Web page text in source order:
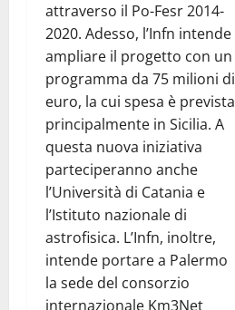
attraverso il Po-Fesr 2014-
2020. Adesso, l’Infn intende
ampliare il progetto con un
programma da 75 milioni di
euro, la cui spesa è prevista
principalmente in Sicilia. A
questa nuova iniziativa
parteciperanno anche
l’Università di Catania e
l’Istituto nazionale di
astrofisica. L’Infn, inoltre,
intende portare a Palermo
la sede del consorzio
internazionale Km3Net